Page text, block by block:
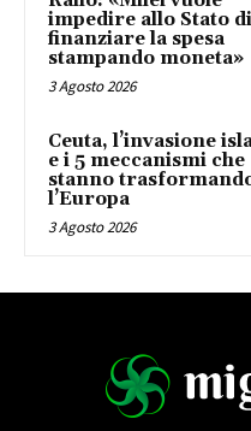
impedire allo Stato di
finanziare la spesa
stampando moneta»
3 Agosto 2026
Ceuta, l’invasione
e i 5 meccanismi che
stanno
l’Europa
3 Agosto 2026